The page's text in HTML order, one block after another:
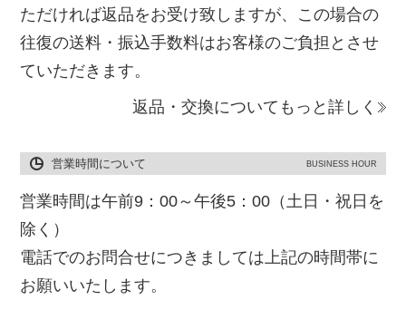
ただければ返品をお受け致しますが、この場合の
往復の送料・振込手数料はお客様のご負担とさせ
ていただきます。
返品・交換についてもっと詳しく
営業時間について BUSINESS HOUR
営業時間は午前9：00～午後5：00（土日・祝日を
除く）
電話でのお問合せにつきましては上記の時間帯に
お願いいたします。